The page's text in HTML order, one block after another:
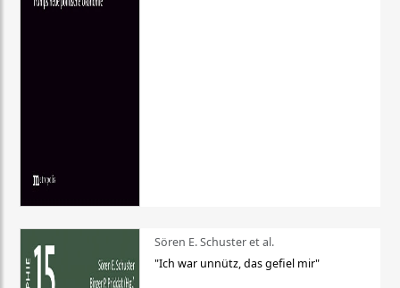
Sören E. Schuster et al.
"Ich war unnütz, das gefiel mir"